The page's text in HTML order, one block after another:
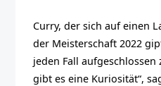
Curry, der sich auf einen
der Meisterschaft 2022
jeden Fall aufgeschlossen
gibt es eine Kuriosität“,